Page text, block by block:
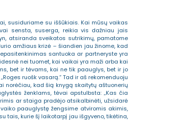
susiduriame su iššūkiais. Kai mūsų vaikas
sensta, suserga, reikia vis dažniau jais
atsiranda sveikatos sutrikimų, pamatome
amžiaus krizė – šiandien jau žinome, kad
santuoka ar partneryste yra
nei tuomet, kai vaikai yra maži arba kai
bet ir tėvams, kai ne tik paauglys, bet ir jo
ruošk vasarą.“ Tad ir aš rekomenduoju
norėčiau, kad šią knygą skaitytų aštuonerių
ženklams, tėvai apstulbsta: „Kas čia
ar staiga pradėjo atsikalbinėti, užsidarė
paauglystę žengsime atviromis akimis,
tais, kurie šį laikotarpį jau išgyveno, tikėtina,